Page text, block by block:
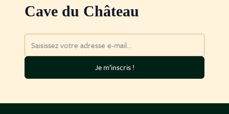
Cave du Château
Adresse mail
Je m’inscris !